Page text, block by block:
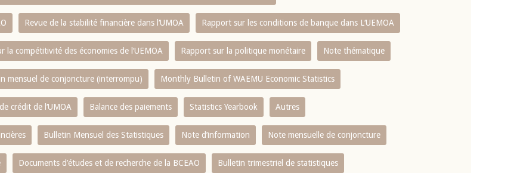
Revue de la stabilité financière dans l‘UMOA Rapport sur les conditions de banque dans L‘UEMOA
la compétitivité des économies de l‘UEMOA Rapport sur la politique monétaire Note thématique
mensuel de conjoncture (interrompu) Monthly Bulletin of WAEMU Economic Statistics
crédit de l‘UMOA Balance des paiements Statistics Yearbook Autres
Bulletin Mensuel des Statistiques Note d’information Note mensuelle de conjoncture
Documents d’études et de recherche de la BCEAO Bulletin trimestriel de statistiques